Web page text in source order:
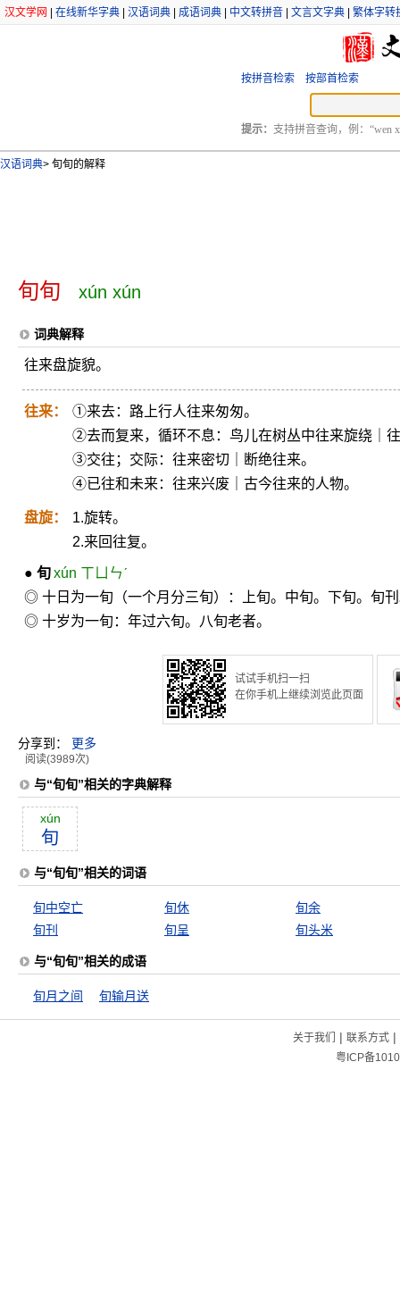
汉文学网 在线新华字典 汉语词典 成语词典 中文转拼音 文言文字典 繁体字转
按拼音检索 按部首检索
提示： 支持拼音查询，例：“wen
汉语词典> 旬旬的解释
旬旬 xún xún
词典解释
往来盘旋貌。
往来：
①来去：路上行人往来匆匆。
②去而复来，循环不息：鸟儿在树丛中往来旋绕｜
③交往；交际：往来密切｜断绝往来。
④已往和未来：往来兴废｜古今往来的人物。
盘旋：
1.旋转。
2.来回往复。
● 旬xún ㄒㄩㄣˊ
◎ 十日为一旬（一个月分三旬）：上旬。中旬。下旬。旬
◎ 十岁为一旬：年过六旬。八旬老者。
试试手机扫一扫
在你手机上继续浏览此页面
分享到： 更多
阅读(3989次)
与“旬旬”相关的字典解释
xún
旬
与“旬旬”相关的词语
旬中空亡 旬休
旬余
旬刊
旬呈 旬头米
与“旬旬”相关的成语
旬月之间 旬输月送
关于我们 | 联系方式|
粤ICP备